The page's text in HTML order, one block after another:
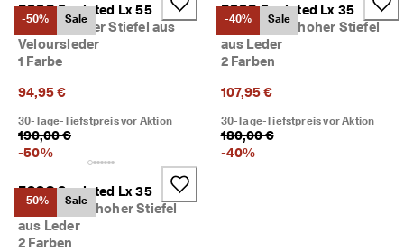
-50% Sale
ECCO Sculpted Lx 55
Damen Hoher Stiefel aus
Veloursleder
1 Farbe
94,95 €
30-Tage-Tiefstpreis vor Aktion
190,00 €
-50%
-40% Sale
ECCO Sculpted Lx 35
Damen Halbhoher Stiefel
aus Leder
2 Farben
107,95 €
30-Tage-Tiefstpreis vor Aktion
180,00 €
-40%
-50% Sale
ECCO Sculpted Lx 35
Damen Halbhoher Stiefel
aus Leder
2 Farben